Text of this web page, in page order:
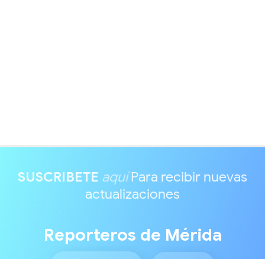
SUSCRIBETE aquíPara recibir nuevas
actualizaciones
Reporteros de Mérida